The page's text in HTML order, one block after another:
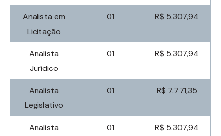
Analista em
Licitação
01 R$ 5.307,94
Analista
Jurídico
01 R$ 5.307,94
Analista
Legislativo
01 R$ 7.771,35
Analista
01 R$ 5.307,94